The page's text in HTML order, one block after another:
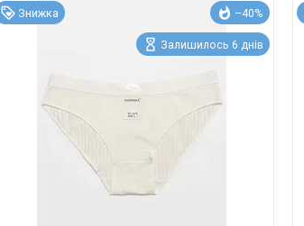
Знижка –40%
Залишилось 6 днів